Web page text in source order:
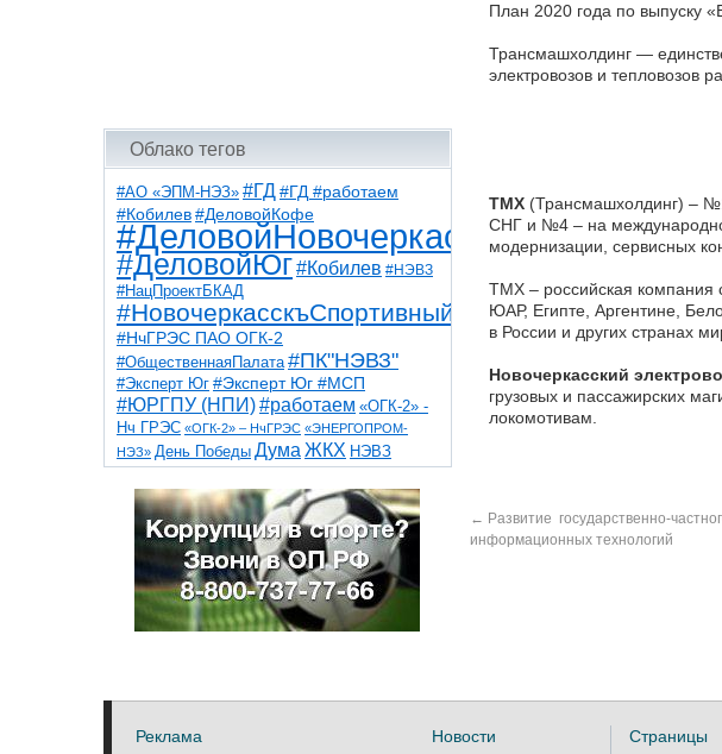
Облако тегов
#АО «ЭПМ-НЭЗ» #ГД #ГД #работаем
#Кобилев #ДеловойКофе
#ДеловойНовочеркасск
#ДеловойЮг#Кобилев #НЭВЗ
#НацПроектБКАД
#НовочеркасскъСпортивный
#НчГРЭС ПАО ОГК-2
#ОбщественнаяПалата #ПК"НЭВЗ"
#Эксперт Юг #Эксперт Юг #МСП
#ЮРГПУ (НПИ)#работаем «ОГК-2» -
Нч ГРЭС «ОГК-2» – НчГРЭС «ЭНЕРГОПРОМ-
НЭЗ» День Победы Дума ЖКХ НЭВЗ
НчГРЭС ТНТ
благоустройствоветераны выборы
детидороги казаки коррупция космос
общественная палата парк пожар роща
спорт театр транспорт художники
План 2020 года по
Трансмашхолдинг —
электровозов и тепловозов
ТМХ (Трансмашхолдинг) –
СНГ и №4 – на
модернизации, сервисных
ТМХ – российская компания
ЮАР, Египте, Аргентине,
в России и других странах
Новочеркасский
грузовых и пассажирских
локомотивам.
← Развитие государственно-
информационных технологий
Реклама Новости Страницы